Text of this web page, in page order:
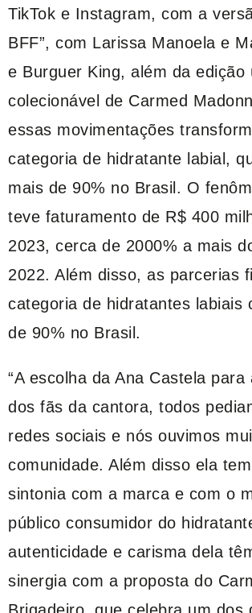
TikTok e Instagram, com a
BFF”, com Larissa Manoela e
e Burguer King, além da edição
colecionável de Carmed
essas movimentações
categoria de hidratante labial,
mais de 90% no Brasil. O
teve faturamento de R$ 400
2023, cerca de 2000% a mais
2022. Além disso, as parcerias
categoria de hidratantes labiais
de 90% no Brasil.
“A escolha da Ana Castela para
dos fãs da cantora, todos
redes sociais e nós ouvimos
comunidade. Além disso ela
sintonia com a marca e com o
público consumidor do
autenticidade e carisma dela
sinergia com a proposta do